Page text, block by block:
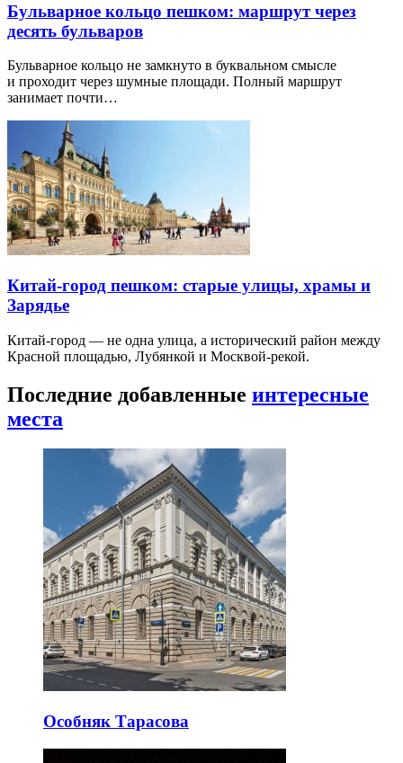
Бульварное кольцо пешком: маршрут через
десять бульваров
Бульварное кольцо не замкнуто в буквальном смысле
и проходит через шумные площади. Полный маршрут
занимает почти…
Китай-город пешком: старые улицы, храмы и
Зарядье
Китай-город — не одна улица, а исторический район между
Красной площадью, Лубянкой и Москвой-рекой.
Последние добавленные интересные
места
Особняк Тарасова